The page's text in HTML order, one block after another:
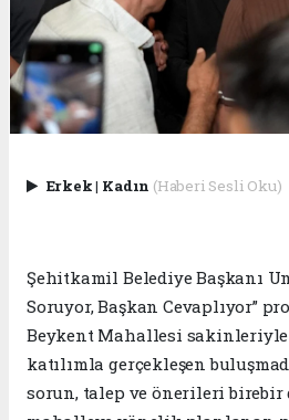
Erkek| Kadın (Haberi Sesli Oku)
Şehitkamil Belediye Başkanı
Soruyor, Başkan Cevaplıyor”
Beykent Mahallesi sakinleriyle
katılımla gerçekleşen
sorun, talep ve önerileri